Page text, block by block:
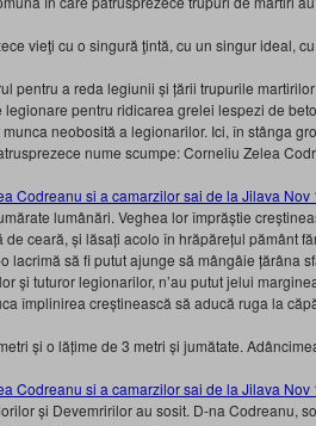
vieţi cu o singură ţintă, cu un singur ideal,
pentru a reda legiunii şi ţării trupurile martirilor
pentru ridicarea grelei lespezi de
neobosită a legionarilor. Ici, în stânga
nume scumpe: Corneliu Zelea
lumânări. Veghea lor împrăştie
ceară, şi lăsaţi acolo în hrăpăreţul pământ
lacrimă să fi putut ajunge să mângâie ţărâna
şi tuturor legionarilor, n’au putut jelui
împlinirea creştinească să aducă ruga la
şi o lăţime de 3 metri şi jumătate.
şi Devemririlor au sosit. D-na Codreanu,